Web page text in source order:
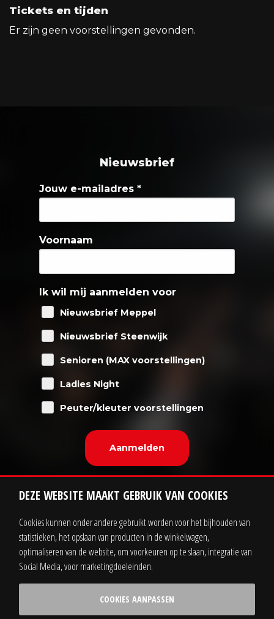
Tickets en tijden
Er zijn geen voorstellingen gevonden.
Nieuwsbrief
Jouw e-mailadres *
Voornaam
Ik wil mij aanmelden voor
Nieuwsbrief Meppel
Nieuwsbrief Steenwijk
Senioren (MAX voorstellingen)
Ladies Night
Peuter/kleuter voorstellingen
Contact Zakelijk
Voorwaarden
DEZE WEBSITE MAAKT GEBRUIK VAN COOKIES
Cookies kunnen onder andere gebruikt worden voor het bijhouden van
statistieken, het opslaan van producten in de winkelwagen,
optimaliseren van de website, om voorkeuren op te slaan, integratie van
Social Media, voor marketingdoeleinden.
COOKIES AANPASSEN